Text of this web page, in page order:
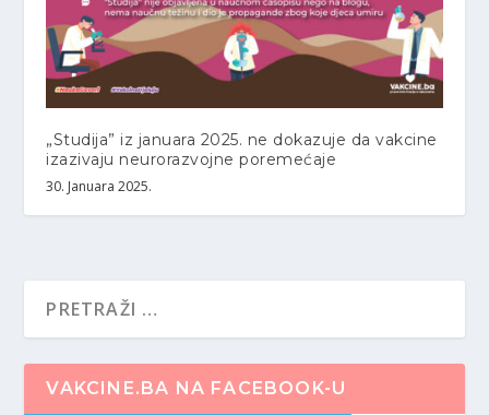
„Studija” iz januara 2025. ne dokazuje da vakcine
izazivaju neurorazvojne poremećaje
30. Januara 2025.
VAKCINE.BA NA FACEBOOK-U